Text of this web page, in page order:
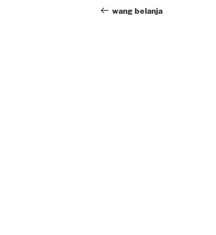
navigation
Post
wang belanja